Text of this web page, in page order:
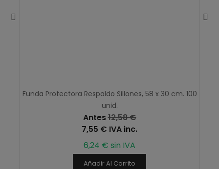
Funda Protectora Respaldo Sillones, 58 x 30 cm. 100
unid.
Antes12,58 €
7,55 € IVA inc.
6,24 € sin IVA
Añadir Al Carrito